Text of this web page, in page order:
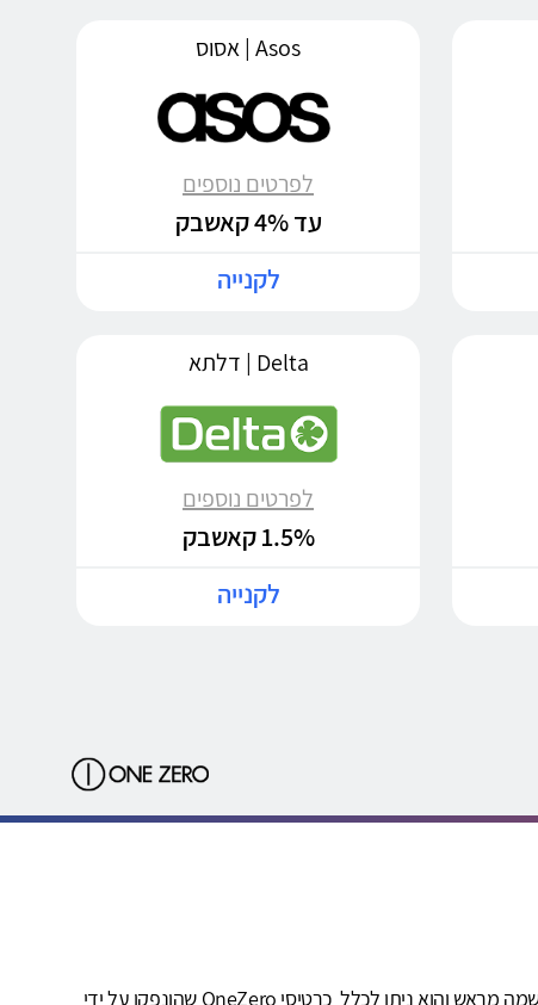
Asos | אסוס
לפרטים נוספים
עד 4% קאשבק
לקנייה
Delta | דלתא
לפרטים נוספים
1.5% קאשבק
לקנייה
שירות OneZero קאשבק ("השירות") ניתן על-ידי חברת קאשדו טכנולוגיות בע"מ, מנוהל על ידיה ובאחריותה הבלעדית. השירות מותנה בהרשמה מראש והוא ניתן לכלל כרטיסי OneZero שהונפקו על ידי